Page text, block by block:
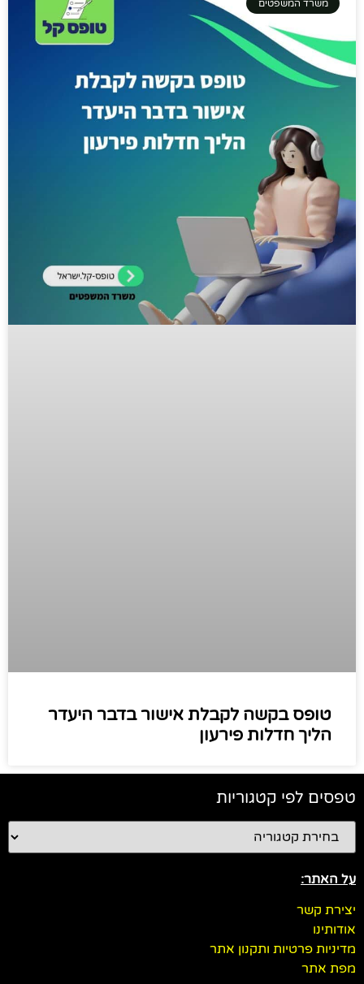
משרד המשפטים
טופס בקשה לקבלת אישור בדבר היעדר
הליך חדלות פירעון
טפסים לפי קטגוריות
על האתר:
יצירת קשר
אודותינו
מדיניות פרטיות ותקנון אתר
מפת אתר